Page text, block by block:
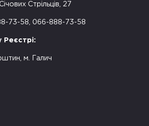
Стрільців, 27
73-58, 066-888-73-58
Реєстрі:
м. Галич